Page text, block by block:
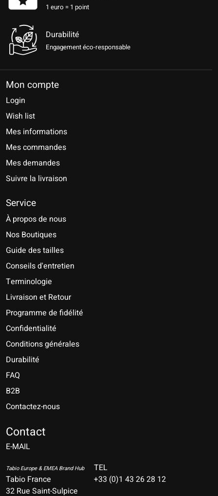
1 euro = 1 point
Durabilité
Engagement éco-responsable
Mon compte
Login
Wish list
Mes informations
Mes commandes
Mes demandes
Suivre la livraison
Service
À propos de nous
Nos Boutiques
Guide des tailles
Conseils d'entretien
Terminologie
Livraison et Retour
Programme de fidélité
Confidentialité
Conditions générales
Durabilité
FAQ
B2B
Contactez-nous
Contact
E-MAIL
Tabio Europe & EMEA Brand Hub
Tabio France
32 Rue Saint-Sulpice
TEL
+33 (0)1 43 26 28 12